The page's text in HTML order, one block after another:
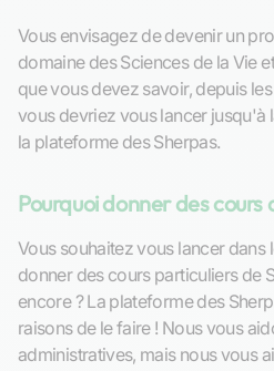
Vous envisagez de devenir un
domaine des Sciences de la Vie
que vous devez savoir, depuis
vous devriez vous lancer jusqu'à
la plateforme des Sherpas.
Pourquoi donner des cours
Vous souhaitez vous lancer dans
donner des cours particuliers de
encore ? La plateforme des
raisons de le faire ! Nous vous
administratives, mais nous vous